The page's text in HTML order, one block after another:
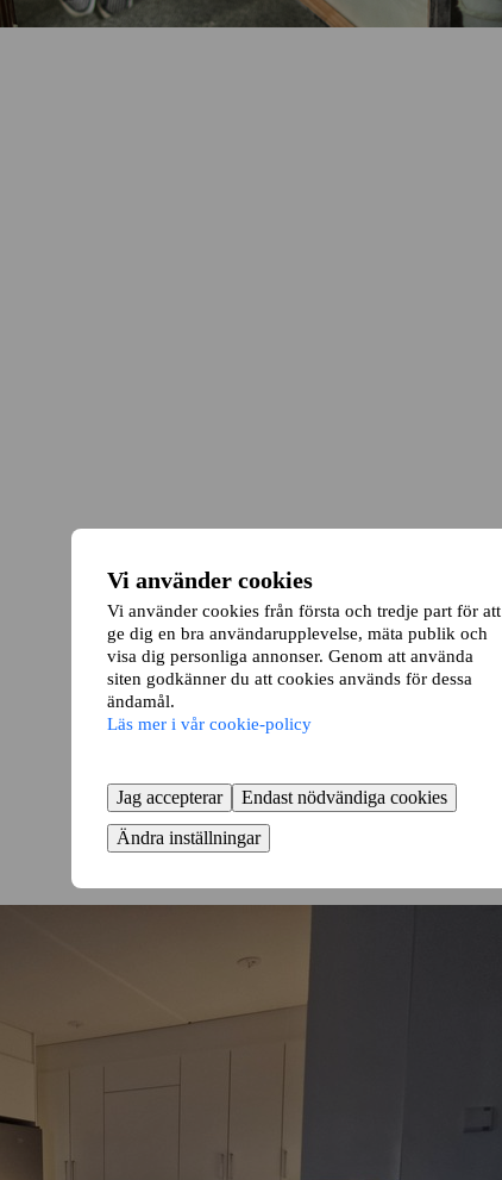
Vi använder cookies
Vi använder cookies från första och tredje part för att
ge dig en bra användarupplevelse, mäta publik och
visa dig personliga annonser. Genom att använda
siten godkänner du att cookies används för dessa
ändamål.
Läs mer i vår cookie-policy
Jag accepterar
Endast nödvändiga cookies
Ändra inställningar